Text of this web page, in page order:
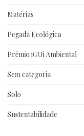
Matérias
Pegada Ecológica
Prêmio iGUi Ambiental
Sem categoria
Solo
Sustentabilidade